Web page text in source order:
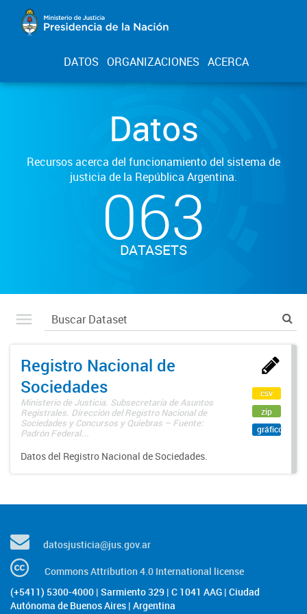
DATOS ORGANIZACIONES ACERCA
Datos
Recursos acerca del funcionamiento del sistema de
justicia de la República Argentina.
063
DATASETS
Registro Nacional de
Sociedades
Ministerio de Justicia. Subsecretaría de Asuntos
Registrales. Dirección del Registro Nacional de
Sociedades y Concursos y Quiebras – Fuente:
Padrón Federal...
Datos del Registro Nacional de Sociedades.
csv
zip
gráfico
datosjusticia@jus.gov.ar
Commons Attribution 4.0 International license
(+5411) 5300-4000 | Sarmiento 329 | C 1041 AAG | Ciudad
Autónoma de Buenos Aires | Argentina